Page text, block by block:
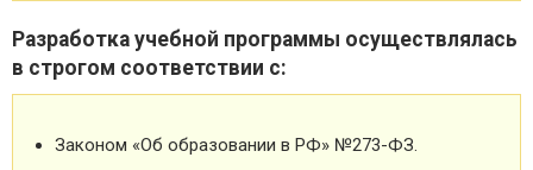
Разработка учебной программы осуществлялась
в строгом соответствии с:
Законом «Об образовании в РФ» №273-ФЗ.